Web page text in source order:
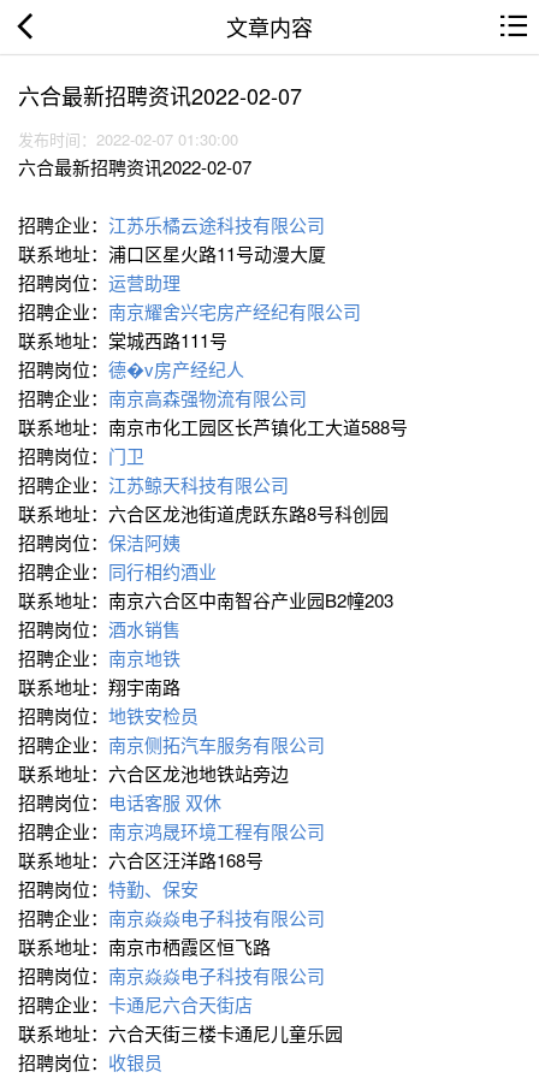
文章内容
六合最新招聘资讯2022-02-07
发布时间：2022-02-07 01:30:00
六合最新招聘资讯2022-02-07
招聘企业： 江苏乐橘云途科技有限公司
联系地址：浦口区星火路11号动漫大厦
招聘岗位： 运营助理
招聘企业： 南京耀舍兴宅房产经纪有限公司
联系地址：棠城西路111号
招聘岗位： 德�v房产经纪人
招聘企业： 南京高森强物流有限公司
联系地址：南京市化工园区长芦镇化工大道588号
招聘岗位： 门卫
招聘企业： 江苏鲸天科技有限公司
联系地址：六合区龙池街道虎跃东路8号科创园
招聘岗位： 保洁阿姨
招聘企业： 同行相约酒业
联系地址：南京六合区中南智谷产业园B2幢203
招聘岗位： 酒水销售
招聘企业： 南京地铁
联系地址：翔宇南路
招聘岗位： 地铁安检员
招聘企业： 南京侧拓汽车服务有限公司
联系地址：六合区龙池地铁站旁边
招聘岗位： 电话客服 双休
招聘企业： 南京鸿晟环境工程有限公司
联系地址：六合区汪洋路168号
招聘岗位： 特勤、保安
招聘企业： 南京焱焱电子科技有限公司
联系地址：南京市栖霞区恒飞路
招聘岗位： 南京焱焱电子科技有限公司
招聘企业： 卡通尼六合天街店
联系地址：六合天街三楼卡通尼儿童乐园
招聘岗位： 收银员